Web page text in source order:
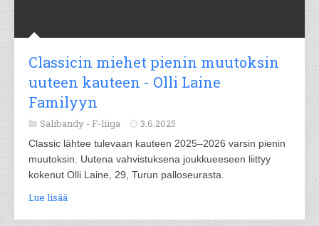
Classicin miehet pienin muutoksin
uuteen kauteen - Olli Laine
Familyyn
Salibandy - F-liiga 3.6.2025
Classic lähtee tulevaan kauteen 2025–2026 varsin pienin
muutoksin. Uutena vahvistuksena joukkueeseen liittyy
kokenut Olli Laine, 29, Turun palloseurasta.
Lue lisää